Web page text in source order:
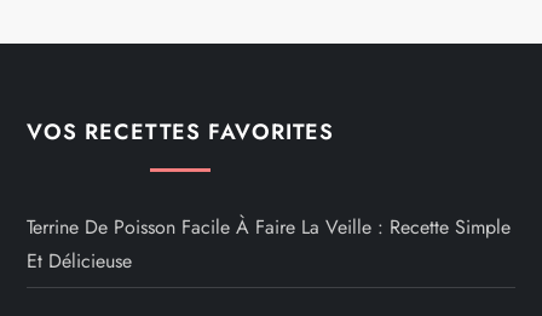
VOS RECETTES FAVORITES
Terrine De Poisson Facile À Faire La Veille : Recette Simple
Et Délicieuse